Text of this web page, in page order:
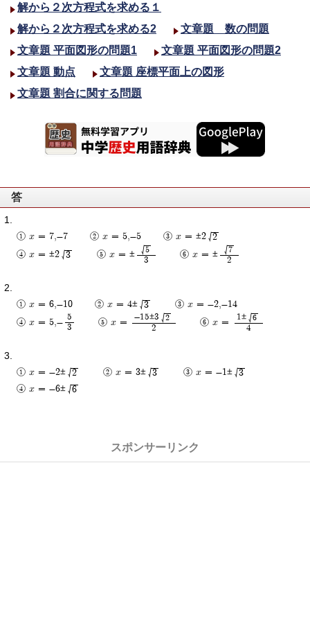
解から２次方程式を求める１
解から２次方程式を求める2
文章題 数の問題
文章題 平面図形の問題1
文章題 平面図形の問題2
文章題 動点
文章題 座標平面上の図形
文章題 割合に関する問題
答
x = 7,-7 x = 5,-5 x = ±2
2
x = ±2
3 x = ±
5
3
x = ±
7
2
x = 6,-10 x = 4± 3 x = -2,-14
x = 5,-
5
3
x =
-15±3
2
2
x =
1±
6
4
x = -2± 2 x = 3± 3 x = -1±
3
x = -6±
6